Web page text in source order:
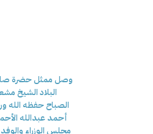
وصل ممثل حضرة
البلاد الشيخ
الصباح حفظه الله
أحمد عبدالله
مجلس الوزراء